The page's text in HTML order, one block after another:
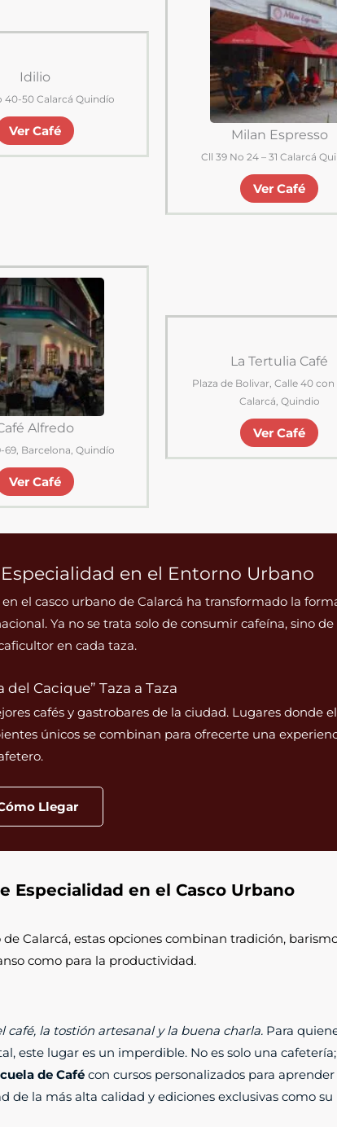
Idilio
40-50 Calarcá Quindío
Ver Café Milan Espresso
Cll 39 No 24 – 31 Calarcá
Ver Café
Alfredo
69, Barcelona, Quindío
Ver Café
La Tertulia Café
Plaza de Bolivar, Calle 40 con
Calarcá, Quindio
Ver Café
en el Entorno Urbano
el casco urbano de Calarcá ha transformado la
Ya no se trata solo de consumir cafeína, sino de
en cada taza.
Cacique” Taza a Taza
cafés y gastrobares de la ciudad. Lugares donde el
únicos se combinan para ofrecerte una
Llegar
Especialidad en el Casco Urbano
Calarcá, estas opciones combinan tradición,
como para la productividad.
café, la tostión artesanal y la buena charla. Para
este lugar es un imperdible. No es solo una
de Café con cursos personalizados para
de la más alta calidad y ediciones exclusivas como su